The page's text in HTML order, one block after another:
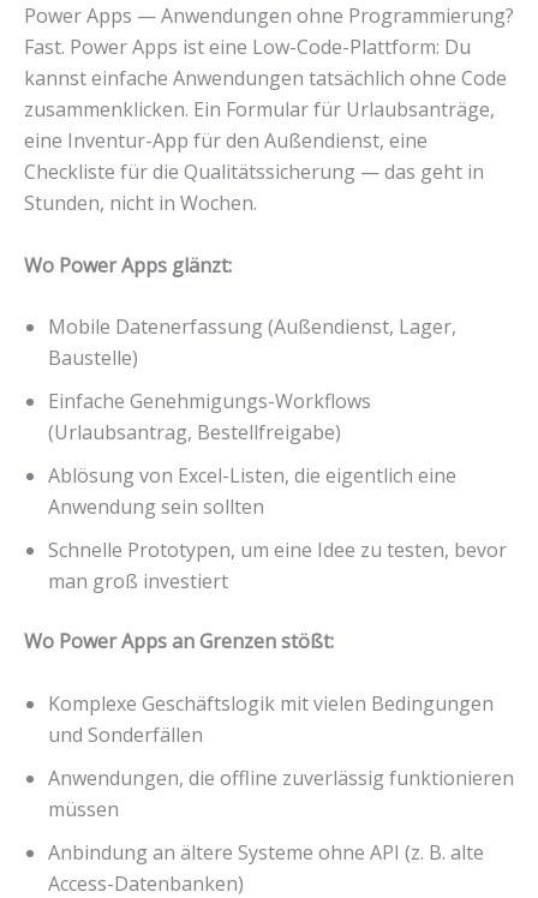
Power Apps — Anwendungen ohne Programmierung?
Fast. Power Apps ist eine Low-Code-Plattform: Du
kannst einfache Anwendungen tatsächlich ohne Code
zusammenklicken. Ein Formular für Urlaubsanträge,
eine Inventur-App für den Außendienst, eine
Checkliste für die Qualitätssicherung — das geht in
Stunden, nicht in Wochen.
Wo Power Apps glänzt:
Mobile Datenerfassung (Außendienst, Lager,
Baustelle)
Einfache Genehmigungs-Workflows
(Urlaubsantrag, Bestellfreigabe)
Ablösung von Excel-Listen, die eigentlich eine
Anwendung sein sollten
Schnelle Prototypen, um eine Idee zu testen, bevor
man groß investiert
Wo Power Apps an Grenzen stößt:
Komplexe Geschäftslogik mit vielen Bedingungen
und Sonderfällen
Anwendungen, die offline zuverlässig funktionieren
müssen
Anbindung an ältere Systeme ohne API (z. B. alte
Access-Datenbanken)